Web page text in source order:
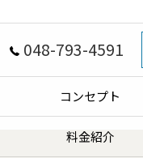
048-793-4591
コンセプト
料金紹介